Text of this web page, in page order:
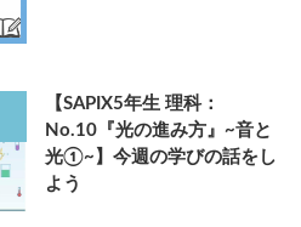
【SAPIX5年生 理科：
No.10『光の進み方』~音と
光①~】今週の学びの話をし
よう